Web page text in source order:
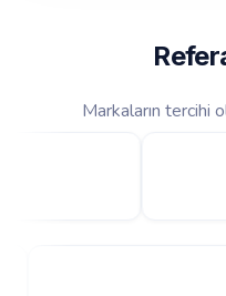
Markaların tercihi